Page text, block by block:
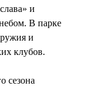
и
В парке
и
клубов.
сезона